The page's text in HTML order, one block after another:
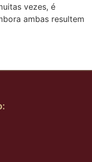
vezes, é
ambas resultem